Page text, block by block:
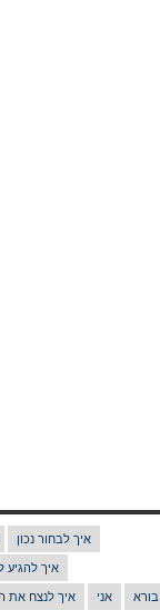
איך לבחור נכון
איך להגיע
איך לנצח את אני בורא